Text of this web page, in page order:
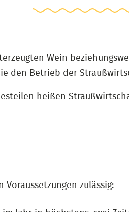
Wein
den Betrieb der
heißen
zulässig: